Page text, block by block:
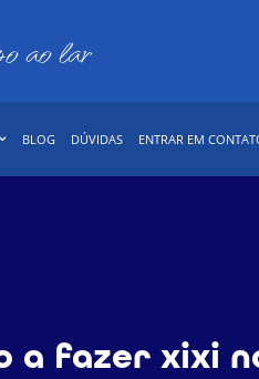
ao lar
BLOG DÚVIDAS ENTRAR EM
a fazer xixi